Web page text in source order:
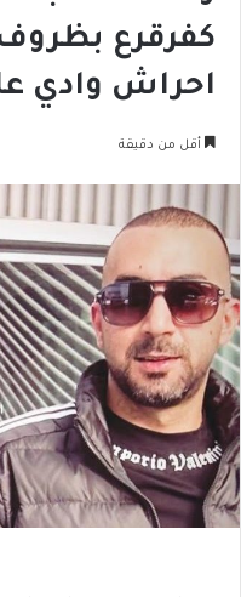
كفرقرع بظروف
احراش وادي
أقل من دقيقة